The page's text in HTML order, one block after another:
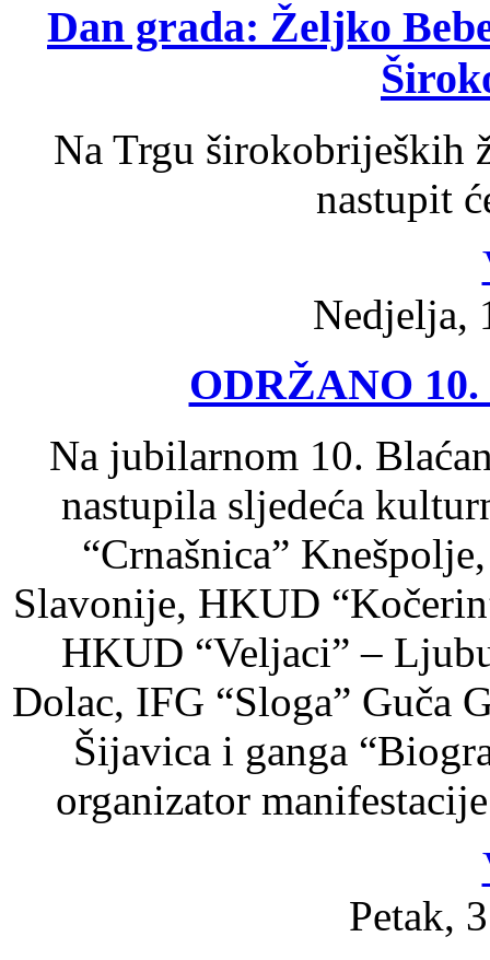
Dan grada: Željko
Na Trgu širokobrijeških
nastupit
Nedjelja,
ODRŽANO
Na jubilarnom 10.
nastupila sljedeća
“Crnašnica”
Slavonije, HKUD
HKUD “Veljaci” –
Dolac, IFG “Sloga” Guča
Šijavica i ganga
organizator
Petak,